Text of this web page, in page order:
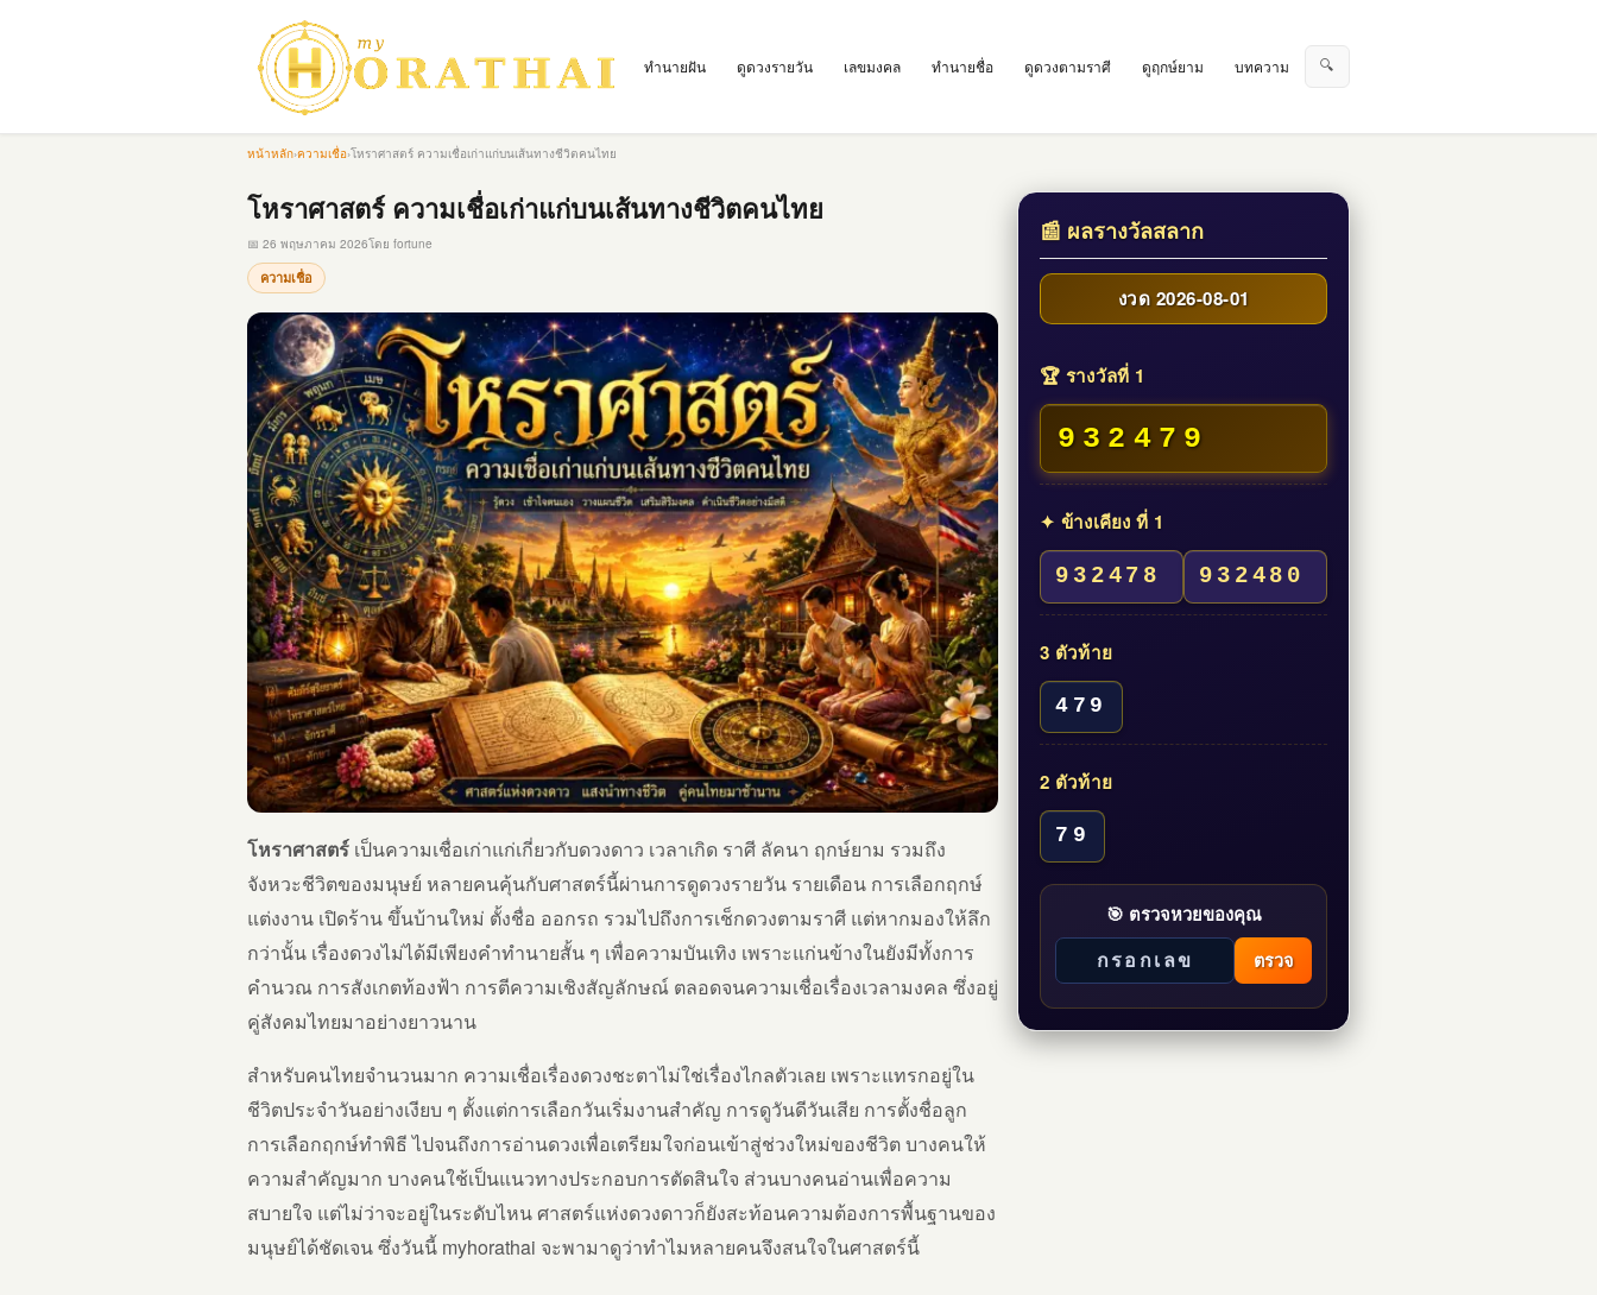
ทำนายฝัน ดูดวงรายวัน เลขมงคล ทำนายชื่อ ดูดวงตามราศี ดูฤกษ์ยาม บทความ 🔍
หน้าหลัก›ความเชื่อ›โหราศาสตร์ ความเชื่อเก่าแก่บนเส้นทางชีวิตคนไทย
โหราศาสตร์ ความเชื่อเก่าแก่บนเส้นทางชีวิตคนไทย
📅 26 พฤษภาคม 2026โดย fortune
ความเชื่อ
โหราศาสตร์ เป็นความเชื่อเก่าแก่เกี่ยวกับดวงดาว เวลาเกิด ราศี ลัคนา ฤกษ์ยาม รวมถึง
จังหวะชีวิตของมนุษย์ หลายคนคุ้นกับศาสตร์นี้ผ่านการดูดวงรายวัน รายเดือน การเลือกฤกษ์
แต่งงาน เปิดร้าน ขึ้นบ้านใหม่ ตั้งชื่อ ออกรถ รวมไปถึงการเช็กดวงตามราศี แต่หากมองให้ลึก
กว่านั้น เรื่องดวงไม่ได้มีเพียงคำทำนายสั้น ๆ เพื่อความบันเทิง เพราะแก่นข้างในยังมีทั้งการ
คำนวณ การสังเกตท้องฟ้า การตีความเชิงสัญลักษณ์ ตลอดจนความเชื่อเรื่องเวลามงคล ซึ่งอยู่
คู่สังคมไทยมาอย่างยาวนาน
สำหรับคนไทยจำนวนมาก ความเชื่อเรื่องดวงชะตาไม่ใช่เรื่องไกลตัวเลย เพราะแทรกอยู่ใน
ชีวิตประจำวันอย่างเงียบ ๆ ตั้งแต่การเลือกวันเริ่มงานสำคัญ การดูวันดีวันเสีย การตั้งชื่อลูก
การเลือกฤกษ์ทำพิธี ไปจนถึงการอ่านดวงเพื่อเตรียมใจก่อนเข้าสู่ช่วงใหม่ของชีวิต บางคนให้
ความสำคัญมาก บางคนใช้เป็นแนวทางประกอบการตัดสินใจ ส่วนบางคนอ่านเพื่อความ
สบายใจ แต่ไม่ว่าจะอยู่ในระดับไหน ศาสตร์แห่งดวงดาวก็ยังสะท้อนความต้องการพื้นฐานของ
มนุษย์ได้ชัดเจน ซึ่งวันนี้ myhorathai จะพามาดูว่าทำไมหลายคนจึงสนใจในศาสตร์นี้
📰 ผลรางวัลสลาก
งวด 2026-08-01
🏆 รางวัลที่ 1
932479
✦ ข้างเคียง ที่ 1
932478 932480
3 ตัวท้าย
479
2 ตัวท้าย
79
🎯 ตรวจหวยของคุณ
ตรวจ